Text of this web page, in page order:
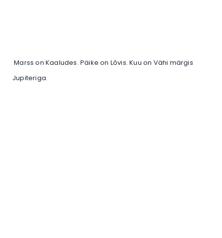
Marss on Kaaludes. Päike on Lõvis. Kuu on Vähi märgis
Jupiteriga.